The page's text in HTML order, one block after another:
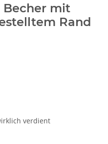
Becher mit
Rand
verdient